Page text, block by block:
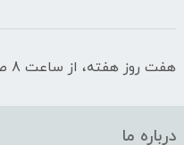
هفت روز هفته، از ساعت 8 صبح تا 20 شب پاسخگوی شما عزیزان هستیم.
درباره ما